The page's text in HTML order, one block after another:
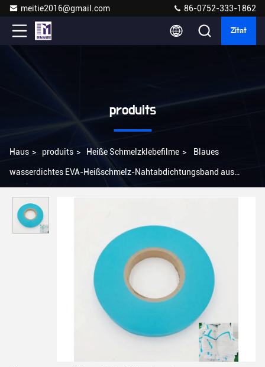
meitie2016@gmail.com 86-0752-333-1862
Zitat
produits
Haus > produits > Heiße Schmelzklebefilme > Blaues
wasserdichtes EVA-Heißschmelz-Nahtabdichtungsband aus